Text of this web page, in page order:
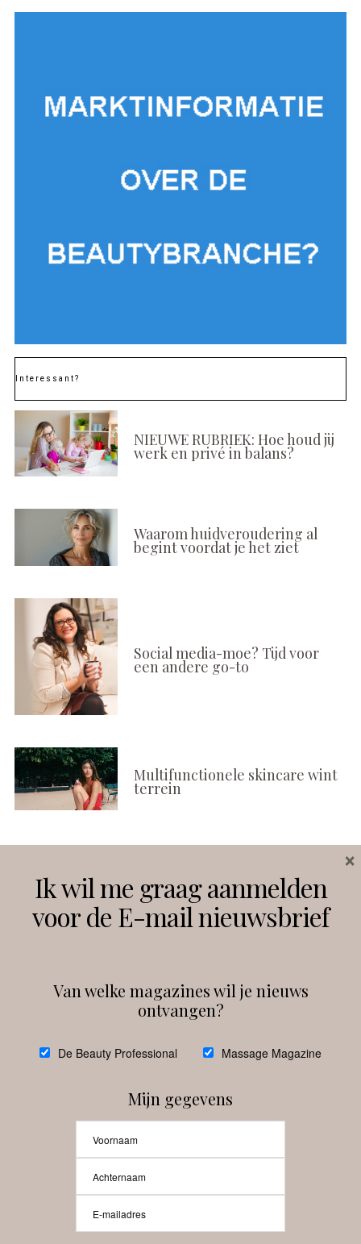
Interessant?
NIEUWE RUBRIEK: Hoe houd jij
werk en privé in balans?
Waarom huidveroudering al
begint voordat je het ziet
Social media-moe? Tijd voor
een andere go-to
Multifunctionele skincare wint
terrein
Instagram Facebook
debeautyprofessional
Beauty-Pro.nl
Ik wil me graag aanmelden
voor de E-mail nieuwsbrief
Van welke magazines wil je nieuws
ontvangen?
De Beauty Professional Massage Magazine
Mijn gegevens
×